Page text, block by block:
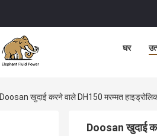
घर
Doosan खुदाई करने वाले DH150 मरम्मत
Doosan खुदाई